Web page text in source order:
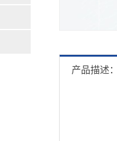
产品描述：